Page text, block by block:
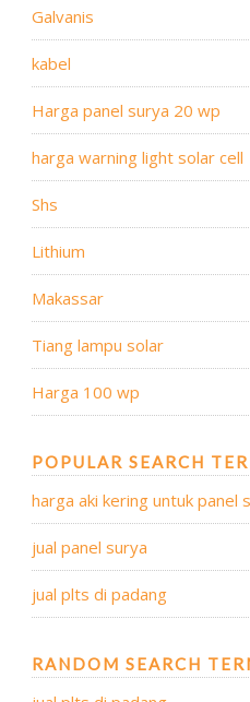
Galvanis
kabel
Harga panel surya 20 wp
harga warning light solar cell
Shs
Lithium
Makassar
Tiang lampu solar
Harga 100 wp
POPULAR SEARCH
harga aki kering untuk panel
jual panel surya
jual plts di padang
RANDOM SEARCH